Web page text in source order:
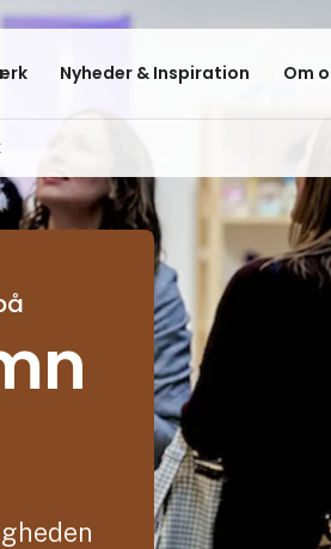
Nyheder & Inspiration Om